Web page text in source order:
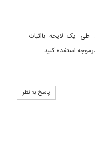
یک لایحه بااثبات
استفاده کنید
پاسخ به نظر